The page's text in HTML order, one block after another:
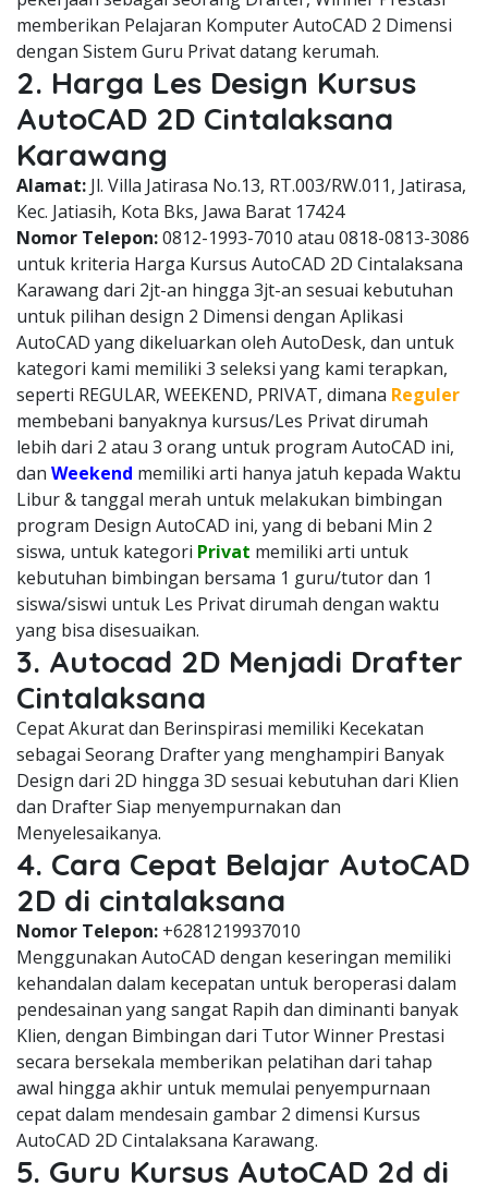
memberikan Pelajaran Komputer AutoCAD 2 Dimensi
dengan Sistem Guru Privat datang kerumah.
2. Harga Les Design Kursus
AutoCAD 2D Cintalaksana
Karawang
Alamat: Jl. Villa Jatirasa No.13, RT.003/RW.011, Jatirasa,
Kec. Jatiasih, Kota Bks, Jawa Barat 17424
Nomor Telepon:0812-1993-7010 atau 0818-0813-3086
untuk kriteria Harga Kursus AutoCAD 2D Cintalaksana
Karawang dari 2jt-an hingga 3jt-an sesuai kebutuhan
untuk pilihan design 2 Dimensi dengan Aplikasi
AutoCAD yang dikeluarkan oleh AutoDesk, dan untuk
kategori kami memiliki 3 seleksi yang kami terapkan,
seperti REGULAR, WEEKEND, PRIVAT, dimana Reguler
membebani banyaknya kursus/Les Privat dirumah
lebih dari 2 atau 3 orang untuk program AutoCAD ini,
dan Weekend memiliki arti hanya jatuh kepada Waktu
Libur & tanggal merah untuk melakukan bimbingan
program Design AutoCAD ini, yang di bebani Min 2
siswa, untuk kategori Privat memiliki arti untuk
kebutuhan bimbingan bersama 1 guru/tutor dan 1
siswa/siswi untuk Les Privat dirumah dengan waktu
yang bisa disesuaikan.
3. Autocad 2D Menjadi Drafter
Cintalaksana
Cepat Akurat dan Berinspirasi memiliki Kecekatan
sebagai Seorang Drafter yang menghampiri Banyak
Design dari 2D hingga 3D sesuai kebutuhan dari Klien
dan Drafter Siap menyempurnakan dan
Menyelesaikanya.
4. Cara Cepat Belajar AutoCAD
2D di cintalaksana
Nomor Telepon: +6281219937010
Menggunakan AutoCAD dengan keseringan memiliki
kehandalan dalam kecepatan untuk beroperasi dalam
pendesainan yang sangat Rapih dan diminanti banyak
Klien, dengan Bimbingan dari Tutor Winner Prestasi
secara bersekala memberikan pelatihan dari tahap
awal hingga akhir untuk memulai penyempurnaan
cepat dalam mendesain gambar 2 dimensi Kursus
AutoCAD 2D Cintalaksana Karawang.
5. Guru Kursus AutoCAD 2d di